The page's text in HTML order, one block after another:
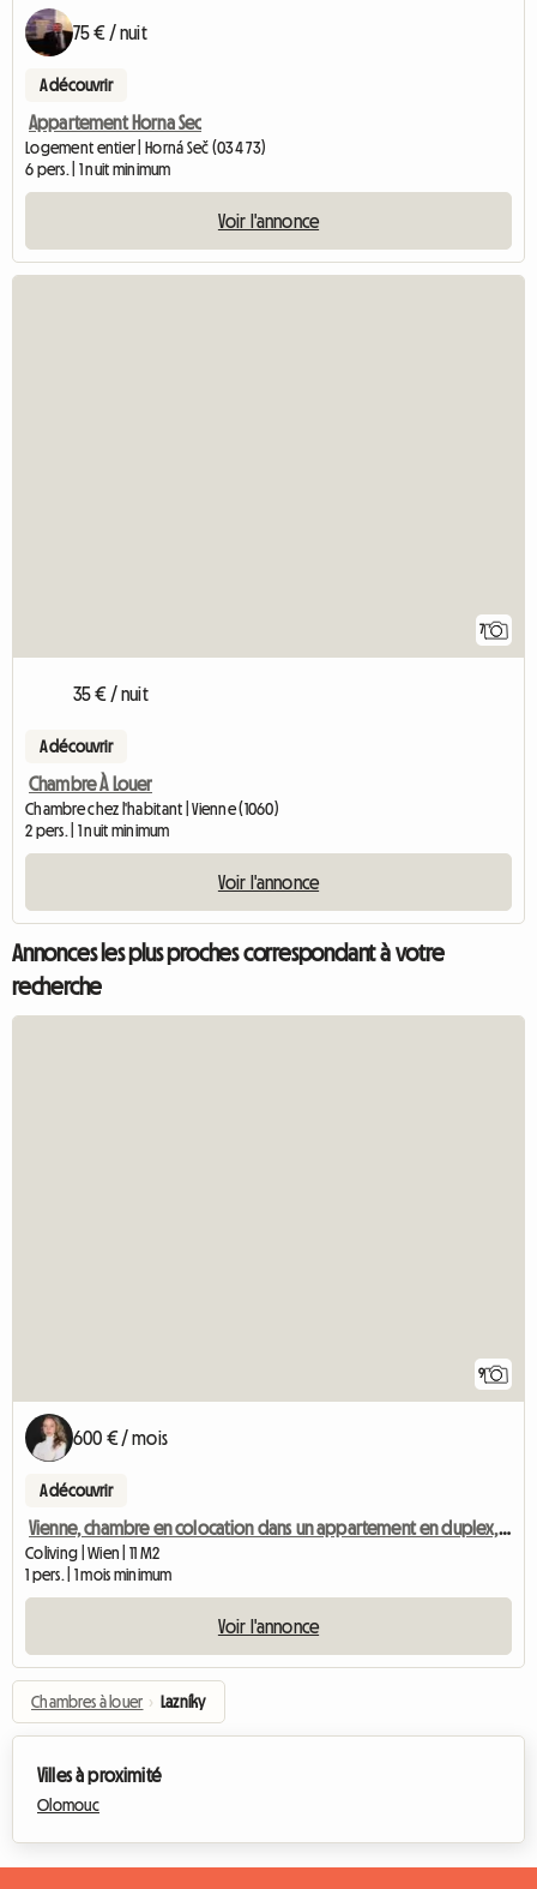
75 € / nuit
A découvrir
Appartement Horna Sec
Logement entier | Horná Seč (034 73)
6 pers. | 1 nuit minimum
Voir l'annonce
7
35 € / nuit
A découvrir
Chambre À Louer
Chambre chez l'habitant | Vienne (1060)
2 pers. | 1 nuit minimum
Voir l'annonce
Annonces les plus proches correspondant à votre
recherche
9
600 € / mois
A découvrir
Vienne, chambre en colocation dans un appartement en duplex, 15e arrondissement
Coliving | Wien | 11 M2
1 pers. | 1 mois minimum
Voir l'annonce
Chambres à louer › Lazníky
Villes à proximité
Olomouc